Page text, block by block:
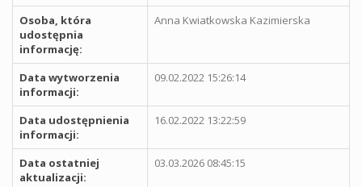
Osoba, która
udostępnia
informację:
Anna Kwiatkowska Kazimierska
Data wytworzenia
informacji:
09.02.2022 15:26:14
Data udostępnienia
informacji:
16.02.2022 13:22:59
Data ostatniej
aktualizacji:
03.03.2026 08:45:15